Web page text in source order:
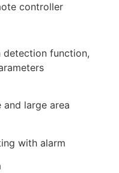
controller
function,
large area
with alarm